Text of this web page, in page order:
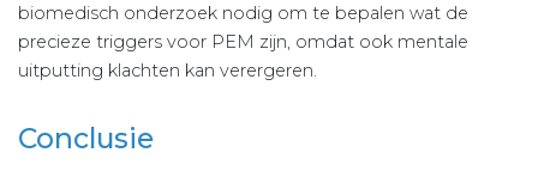
biomedisch onderzoek nodig om te bepalen wat de
precieze triggers voor PEM zijn, omdat ook mentale
uitputting klachten kan verergeren.
Conclusie